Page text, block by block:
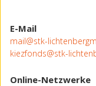
E-Mail
mail@stk-
kiezfonds@stk-
Online-Netzwerke